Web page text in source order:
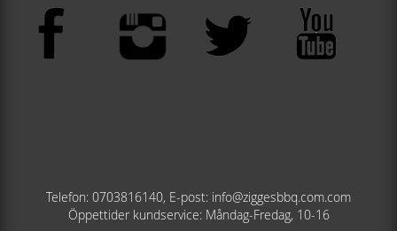
Telefon: 0703816140, E-post: info@ziggesbbq.com.com
Öppettider kundservice: Måndag-Fredag, 10-16